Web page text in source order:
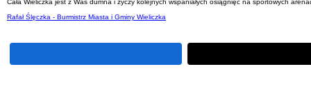
Cała Wieliczka jest z Was dumna i życzy kolejnych wspaniałych osiągnięć na sportowych
Rafał Ślęczka - Burmistrz Miasta i Gminy Wieliczka